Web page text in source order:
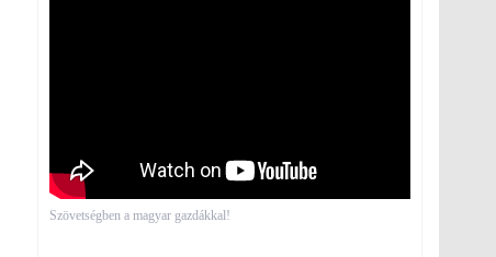
Szövetségben a magyar gazdákkal!